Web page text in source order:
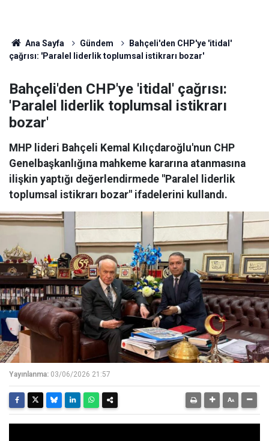
Ana Sayfa Gündem
Bahçeli'den CHP'ye 'itidal'
çağrısı: 'Paralel liderlik toplumsal istikrarı bozar'
Bahçeli'den CHP'ye 'itidal' çağrısı:
'Paralel liderlik toplumsal istikrarı
bozar'
MHP lideri Bahçeli Kemal Kılıçdaroğlu'nun CHP
Genelbaşkanlığına mahkeme kararına atanmasına
ilişkin yaptığı değerlendirmede "Paralel liderlik
toplumsal istikrarı bozar" ifadelerini kullandı.
Yayınlanma: 03/06/2026 21:57